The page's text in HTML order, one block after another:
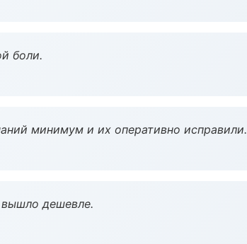
боли.
минимум и их оперативно исправили.
дешевле.